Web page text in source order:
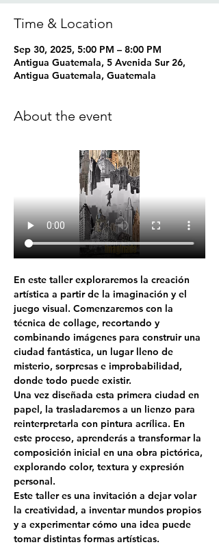
Time & Location
Sep 30, 2025, 5:00 PM – 8:00 PM
Antigua Guatemala, 5 Avenida Sur 26,
Antigua Guatemala, Guatemala
About the event
En este taller exploraremos la creación
artística a partir de la imaginación y el
juego visual. Comenzaremos con la
técnica de collage, recortando y
combinando imágenes para construir una
ciudad fantástica, un lugar lleno de
misterio, sorpresas e improbabilidad,
donde todo puede existir.
Una vez diseñada esta primera ciudad en
papel, la trasladaremos a un lienzo para
reinterpretarla con pintura acrílica. En
este proceso, aprenderás a transformar la
composición inicial en una obra pictórica,
explorando color, textura y expresión
personal.
Este taller es una invitación a dejar volar
la creatividad, a inventar mundos propios
y a experimentar cómo una idea puede
tomar distintas formas artísticas.